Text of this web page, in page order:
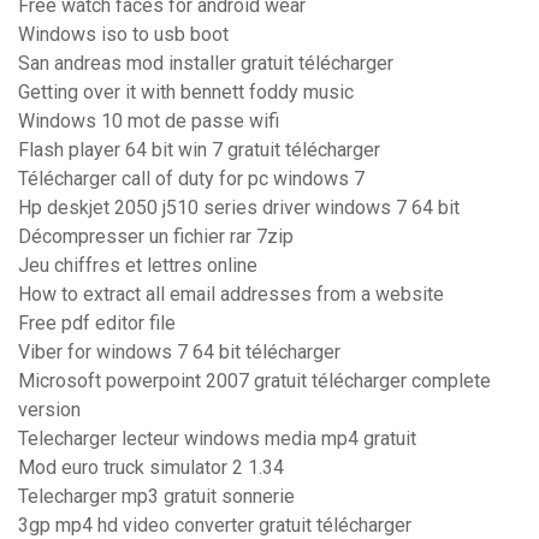
Free watch faces for android wear
Windows iso to usb boot
San andreas mod installer gratuit télécharger
Getting over it with bennett foddy music
Windows 10 mot de passe wifi
Flash player 64 bit win 7 gratuit télécharger
Télécharger call of duty for pc windows 7
Hp deskjet 2050 j510 series driver windows 7 64 bit
Décompresser un fichier rar 7zip
Jeu chiffres et lettres online
How to extract all email addresses from a website
Free pdf editor file
Viber for windows 7 64 bit télécharger
Microsoft powerpoint 2007 gratuit télécharger complete
version
Telecharger lecteur windows media mp4 gratuit
Mod euro truck simulator 2 1.34
Telecharger mp3 gratuit sonnerie
3gp mp4 hd video converter gratuit télécharger